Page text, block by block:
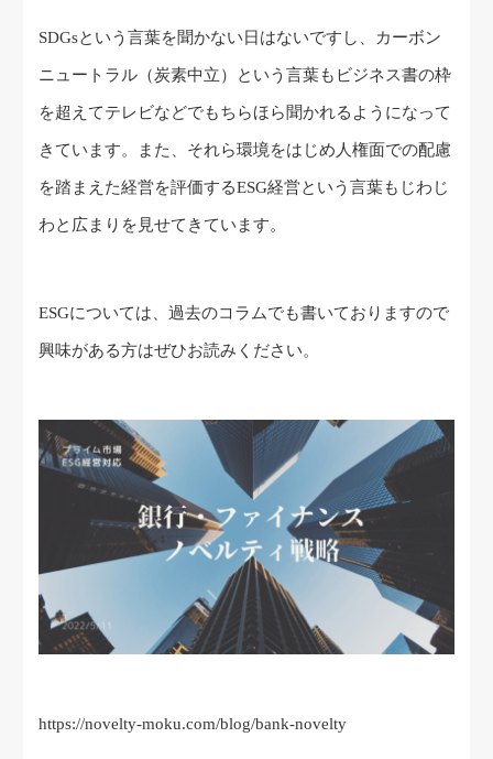
SDGsという言葉を聞かない日はないですし、カーボン
ニュートラル（炭素中立）という言葉もビジネス書の枠
を超えてテレビなどでもちらほら聞かれるようになって
きています。また、それら環境をはじめ人権面での配慮
を踏まえた経営を評価するESG経営という言葉もじわじ
わと広まりを見せてきています。
ESGについては、過去のコラムでも書いておりますので
興味がある方はぜひお読みください。
https://novelty-moku.com/blog/bank-novelty